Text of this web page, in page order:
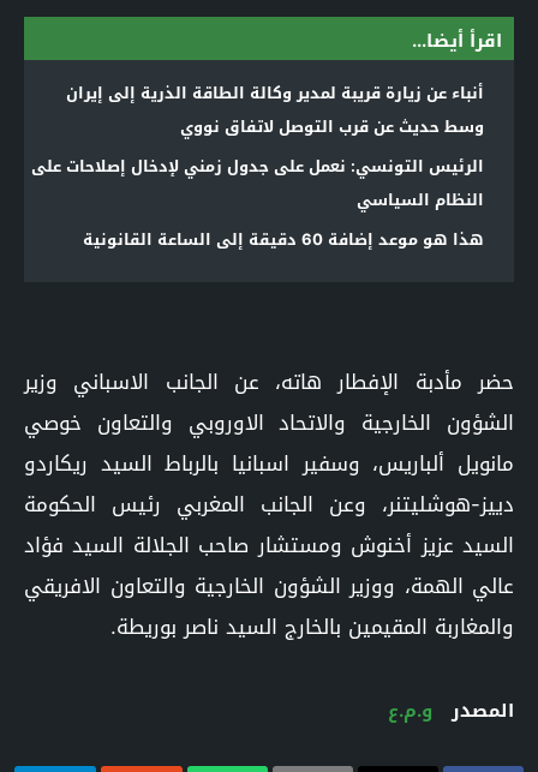
اقرأ أيضا...
أنباء عن زيارة قريبة لمدير وكالة الطاقة الذرية إلى إيران
وسط حديث عن قرب التوصل لاتفاق نووي
الرئيس التونسي: نعمل على جدول زمني لإدخال إصلاحات على
النظام السياسي
هذا هو موعد إضافة 60 دقيقة إلى الساعة القانونية
حضر مأدبة الإفطار هاته، عن الجانب الاسباني وزير
الشؤون الخارجية والاتحاد الاوروبي والتعاون خوصي
مانويل ألباريس، وسفير اسبانيا بالرباط السيد ريكاردو
دييز-هوشليتنر، وعن الجانب المغربي رئيس الحكومة
السيد عزيز أخنوش ومستشار صاحب الجلالة السيد فؤاد
عالي الهمة، ووزير الشؤون الخارجية والتعاون الافريقي
والمغاربة المقيمين بالخارج السيد ناصر بوريطة.
المصدر و.م.ع